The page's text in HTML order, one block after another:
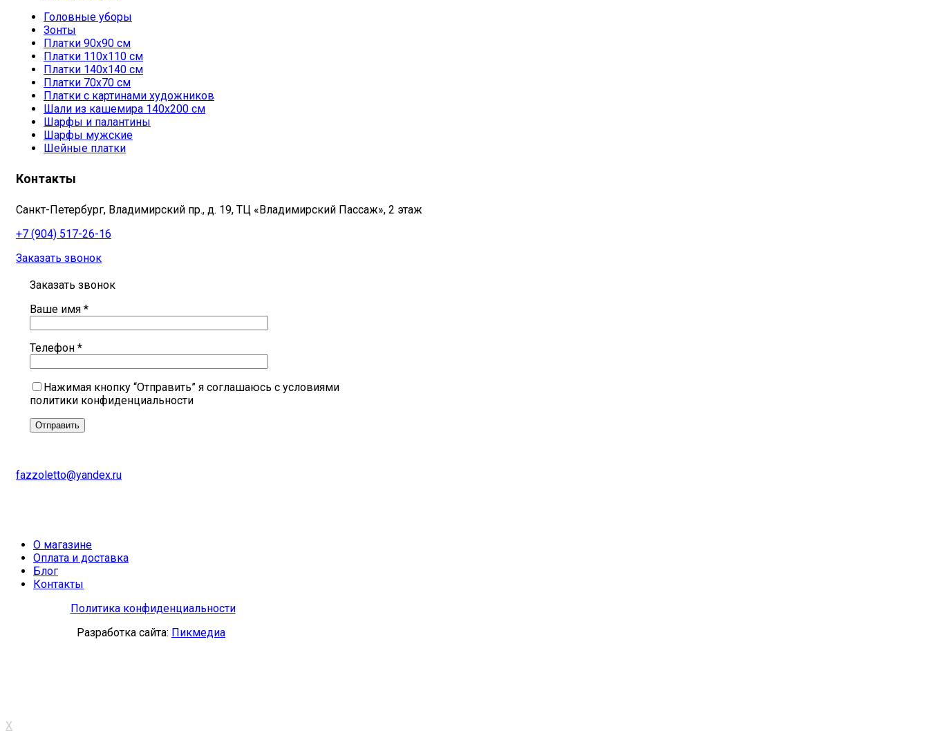
Головные уборы
Зонты
Платки 90х90 см
Платки 110х110 см
Платки 140х140 см
Платки 70х70 см
Платки с картинами художников
Шали из кашемира 140х200 см
Шарфы и палантины
Шарфы мужские
Шейные платки
Контакты
Санкт-Петербург, Владимирский пр., д. 19, ТЦ «Владимирский Пассаж», 2 этаж
+7 (904) 517-26-16
Заказать звонок
Заказать звонок
Ваше имя *
Телефон *
Нажимая кнопку “Отправить” я соглашаюсь с условиями
политики конфиденциальности
fazzoletto@yandex.ru
О магазине
Оплата и доставка
Блог
Контакты
Политика конфиденциальности
Разработка сайта: Пикмедиа
X